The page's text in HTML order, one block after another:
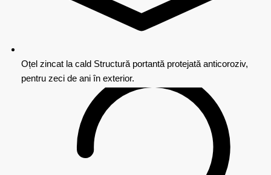
Oțel zincat la cald Structură portantă protejată anticoroziv,
pentru zeci de ani în exterior.